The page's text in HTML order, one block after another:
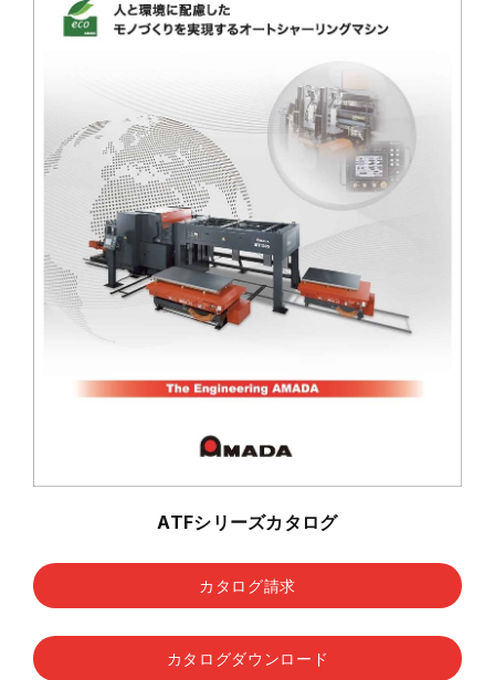
ATFシリーズカタログ
カタログ請求
カタログダウンロード